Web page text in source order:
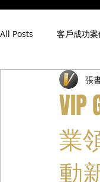
All Posts 客戶成功案
禮遇通關服務
VIP
業
動
張